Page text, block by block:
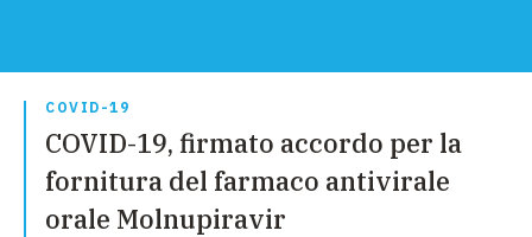
COVID-19
COVID-19, firmato accordo per la
fornitura del farmaco antivirale
orale Molnupiravir